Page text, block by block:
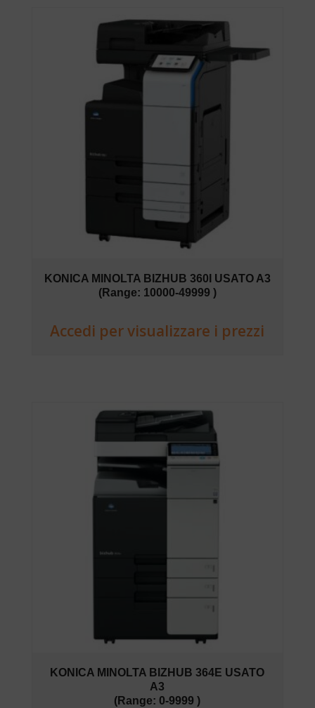
KONICA MINOLTA BIZHUB 360I USATO A3
(Range: 10000-49999 )
Accedi per visualizzare i prezzi
KONICA MINOLTA BIZHUB 364E USATO
A3
(Range: 0-9999 )